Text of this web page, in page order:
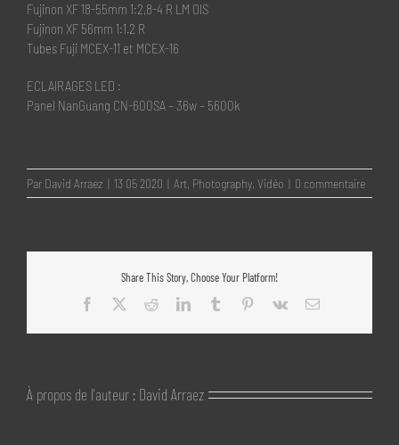
Fujinon XF 18-55mm 1:2,8-4 R LM OIS
Fujinon XF 56mm 1:1.2 R
Tubes Fuji MCEX-11 et MCEX-16
ECLAIRAGES LED :
Panel NanGuang CN-600SA – 36w – 5600k
Par David Arraez | 13 05 2020 | Art, Photography, Vidéo | 0 commentaire
Share This Story, Choose Your Platform!
Facebook
RedditLinkedInTumblr Pinterest
Vk Email
À propos de l'auteur : David Arraez